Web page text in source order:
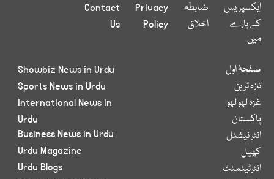
ایکسپریس
کے بارے
میں
ضابطہ
اخلاق
Privacy
Policy
Contact
Us
صفحۂ اول
تازہ ترین
غزہ لہو لہو
پاکستان
انٹر نیشنل
کھیل
انٹرٹینمنٹ
Showbiz News in Urdu
Sports News in Urdu
International News in
Urdu
Business News in Urdu
Urdu Magazine
Urdu Blogs